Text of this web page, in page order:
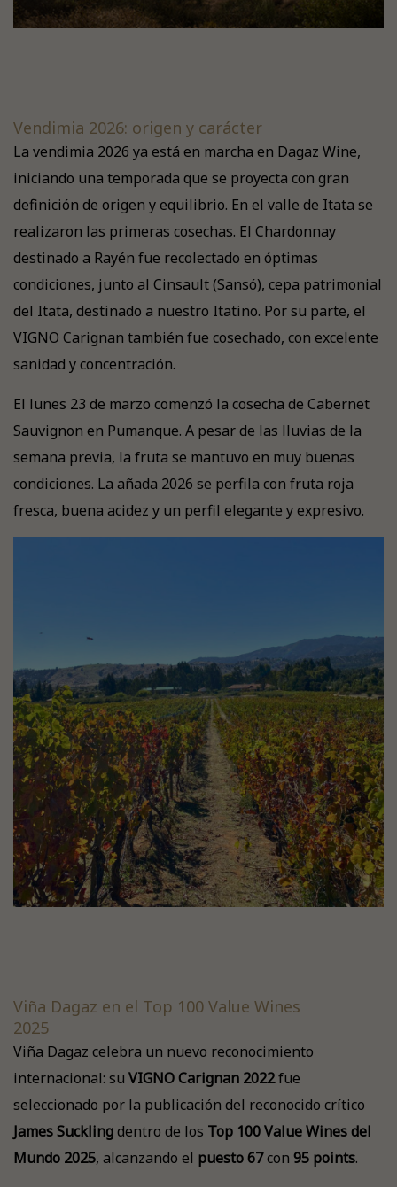
Vendimia 2026: origen y carácter
La vendimia 2026 ya está en marcha en Dagaz Wine,
iniciando una temporada que se proyecta con gran
definición de origen y equilibrio. En el valle de Itata se
realizaron las primeras cosechas. El Chardonnay
destinado a Rayén fue recolectado en óptimas
condiciones, junto al Cinsault (Sansó), cepa patrimonial
del Itata, destinado a nuestro Itatino. Por su parte, el
VIGNO Carignan también fue cosechado, con excelente
sanidad y concentración.
El lunes 23 de marzo comenzó la cosecha de Cabernet
Sauvignon en Pumanque. A pesar de las lluvias de la
semana previa, la fruta se mantuvo en muy buenas
condiciones. La añada 2026 se perfila con fruta roja
fresca, buena acidez y un perfil elegante y expresivo.
Viña Dagaz en el Top 100 Value Wines
2025
Viña Dagaz celebra un nuevo reconocimiento
internacional: su VIGNO Carignan 2022fue
seleccionado por la publicación del reconocido crítico
James Sucklingdentro de los Top 100 Value Wines del
Mundo 2025, alcanzando el puesto 67con 95 points.